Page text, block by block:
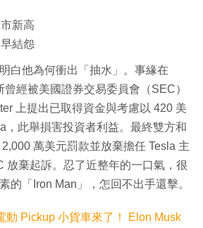
新高
結怨
白他為何衝出「抽水」。事緣在
經被美國證券交易委員會（SEC）
上提出已取得資金與考慮以 420 美
，此舉損害投資者利益。最終雙方和
萬美元罰款並放棄擔任 Tesla 主
放棄起訴。忍了近整年的一口氣，很
的「Iron Man」，怎回不出手還擊。
動 Pickup 小貨車來了！ Elon Musk